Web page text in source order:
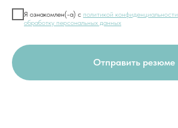
Я ознакомлен(-а) с политикой конфиденциальности
обработку персональных данных
Отправить резюме